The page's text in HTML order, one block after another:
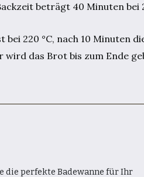
beträgt 40 Minuten bei
220 °C, nach 10 Minuten
wird das Brot bis zum Ende
die perfekte Badewanne für Ihr